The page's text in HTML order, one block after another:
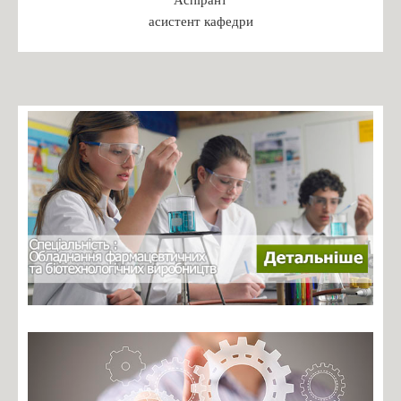
Переддипломна практика
Робочі програми практики 2024
ПРАКТИКА: РЕКОМЕНДАЦІЇ ДО ОРГАНІЗАЦІЇ,
ПРОХОДЖЕННЯ ТА ЗВІТУВАННЯ
БАКАЛАВРСЬКА ПРАКТИКА: РЕКОМЕНДАЦІЇ ДО
ОРГАНІЗАЦІЇ, ПРОХОДЖЕННЯ ТА ЗВІТУВАННЯ
Зустрічі з роботодавцями
Навчальні дисципліни
Каталог вибіркових дисциплін
Навчальні програми дисциплін
Студентські організації
асистент кафедри